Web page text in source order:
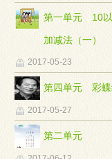
第一单元 10以
加减法（一）
2017-05-23
第四单元 彩蝶
2017-05-27
第二单元